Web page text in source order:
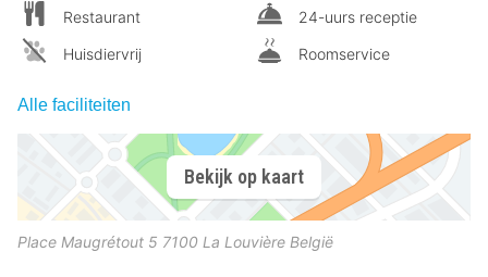
Restaurant
Huisdiervrij
24-uurs receptie
Roomservice
Alle faciliteiten
Bekijk op kaart
Place Maugrétout 5 7100 La Louvière België